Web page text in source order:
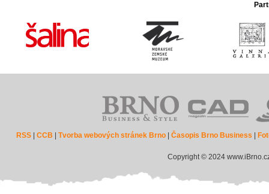
RSS |CCB |Tvorba webových stránek Brno |Časopis Brno Business
Copyright © 2024